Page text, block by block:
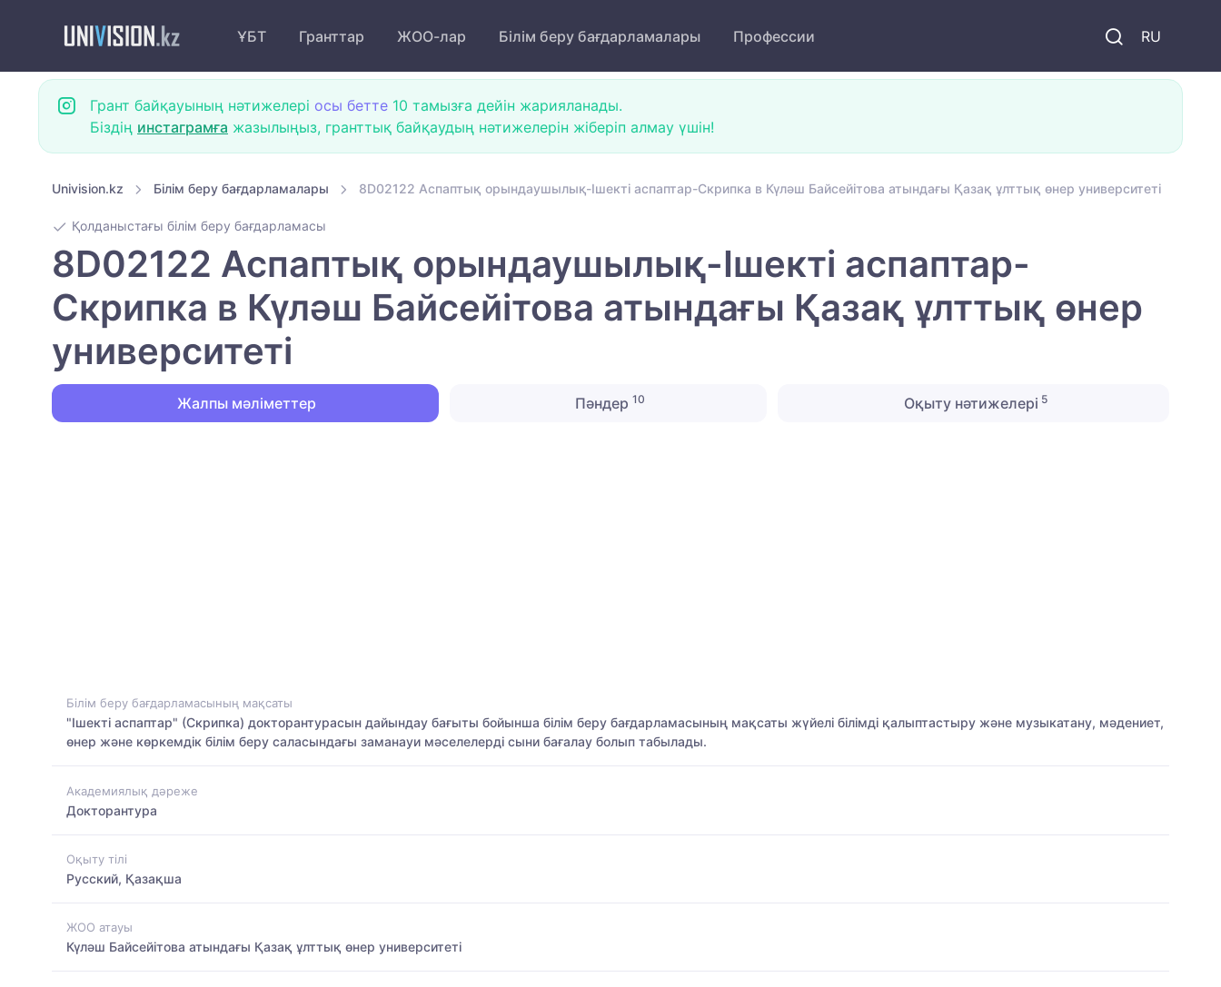
RU
ҰБТ Гранттар ЖОО-лар Білім беру бағдарламалары Профессии
Грант байқауының нәтижелері осы бетте 10 тамызға дейін жарияланады.
Біздің инстаграмға жазылыңыз, гранттық байқаудың нәтижелерін жіберіп алмау үшін!
Univision.kz Білім беру бағдарламалары 8D02122 Аспаптық орындаушылық-Ішекті аспаптар-Скрипка в Күләш Байсейітова атындағы Қазақ ұлттық өнер университеті
Қолданыстағы білім беру бағдарламасы
8D02122 Аспаптық орындаушылық-Ішекті аспаптар-
Скрипка в Күләш Байсейітова атындағы Қазақ ұлттық өнер
университеті
Жалпы мәліметтер Пәндер 10 Оқыту нәтижелері 5
Білім беру бағдарламасының мақсаты
"Ішекті аспаптар" (Скрипка) докторантурасын дайындау бағыты бойынша білім беру бағдарламасының мақсаты жүйелі білімді қалыптастыру және музыкатану, мәдениет,
өнер және көркемдік білім беру саласындағы заманауи мәселелерді сыни бағалау болып табылады.
Академиялық дәреже
Докторантура
Оқыту тілі
Русский, Қазақша
ЖОО атауы
Күләш Байсейітова атындағы Қазақ ұлттық өнер университеті